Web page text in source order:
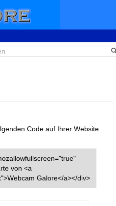
Code auf Ihrer Website
von <a
Galore</a></div>